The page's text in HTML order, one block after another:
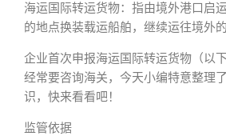
海运国际转运货物：指由境外港口启
的地点换装载运船舶，继续运往境外的
企业首次申报海运国际转运货物（以
经常要咨询海关，今天小编特意整理
识，快来看看吧！
监管依据